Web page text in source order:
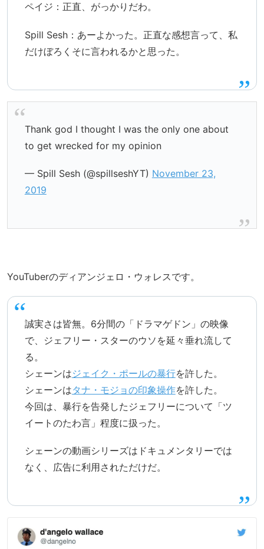
ペイジ：正直、がっかりだわ。
Spill Sesh：あーよかった。正直な感想言って、私
だけぼろくそに言われるかと思った。
Thank god I thought I was the only one about
to get wrecked for my opinion
— Spill Sesh (@spillseshYT) November 23,
2019
YouTuberのディアンジェロ・ウォレスです。
誠実さは皆無。6分間の「ドラマゲドン」の映像
で、ジェフリー・スターのウソを延々垂れ流して
る。
シェーンはジェイク・ポールの暴行を許した。
シェーンはタナ・モジョの印象操作を許した。
今回は、暴行を告発したジェフリーについて「ツ
イートのたわ言」程度に扱った。
シェーンの動画シリーズはドキュメンタリーでは
なく、広告に利用されただけだ。